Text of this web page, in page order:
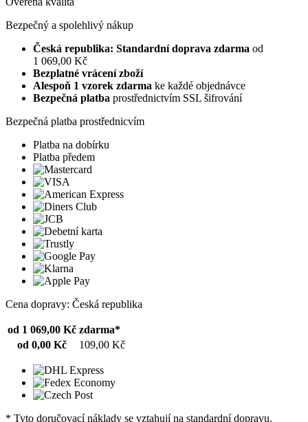
Bezpečný a spolehlivý nákup
Česká republika: Standardní doprava zdarma od
1 069,00 Kč
Bezplatné vrácení zboží
Alespoň 1 vzorek zdarma ke každé objednávce
Bezpečná platba prostřednictvím SSL šifrování
Bezpečná platba prostřednicvím
Platba na dobírku
Platba předem
Cena dopravy: Česká republika
od 1 069,00 Kč zdarma*
od 0,00 Kč
109,00 Kč
* Tyto doručovací náklady se vztahují na standardní dopravu.